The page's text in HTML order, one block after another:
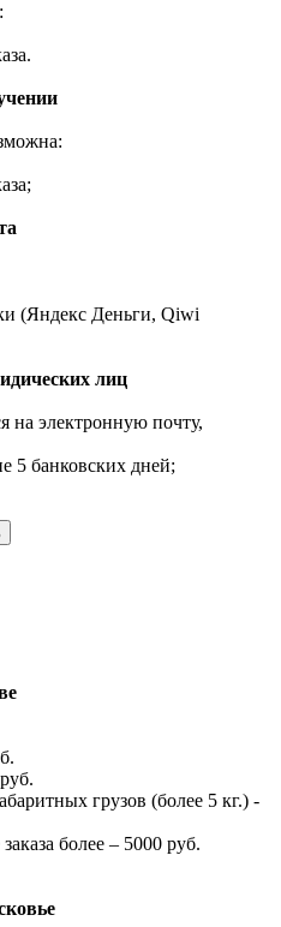
(Яндекс Деньги, Qiwi
лиц
на электронную почту,
5 банковских дней;
руб.
грузов (более 5 кг.) -
более – 5000 руб.